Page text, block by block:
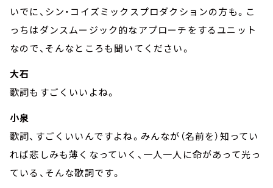
いでに、シン・コイズミックスプロダクションの方も。こ
っちはダンスムージック的なアプローチをするユニット
なので、そんなところも聞いてください。
大石
歌詞もすごくいいよね。
小泉
歌詞、すごくいいんですよね。みんなが（名前を）知ってい
れば悲しみも薄くなっていく、一人一人に命があって光っ
ている、そんな歌詞です。